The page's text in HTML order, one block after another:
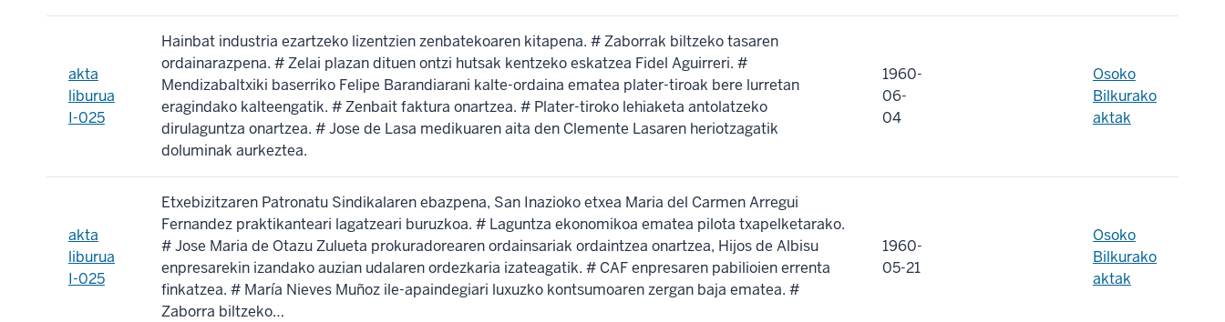
akta
liburua
I-025
Hainbat industria ezartzeko lizentzien zenbatekoaren kitapena. # Zaborrak biltzeko tasaren
ordainarazpena. # Zelai plazan dituen ontzi hutsak kentzeko eskatzea Fidel Aguirreri. #
Mendizabaltxiki baserriko Felipe Barandiarani kalte-ordaina ematea plater-tiroak bere lurretan
eragindako kalteengatik. # Zenbait faktura onartzea. # Plater-tiroko lehiaketa antolatzeko
dirulaguntza onartzea. # Jose de Lasa medikuaren aita den Clemente Lasaren heriotzagatik
doluminak aurkeztea.
1960-
06-
04
Osoko
Bilkurako
aktak
akta
liburua
I-025
Etxebizitzaren Patronatu Sindikalaren ebazpena, San Inazioko etxea Maria del Carmen Arregui
Fernandez praktikanteari lagatzeari buruzkoa. # Laguntza ekonomikoa ematea pilota txapelketarako.
# Jose Maria de Otazu Zulueta prokuradorearen ordainsariak ordaintzea onartzea, Hijos de Albisu
enpresarekin izandako auzian udalaren ordezkaria izateagatik. # CAF enpresaren pabilioien errenta
finkatzea. # María Nieves Muñoz ile-apaindegiari luxuzko kontsumoaren zergan baja ematea. #
Zaborra biltzeko…
1960-
05-21
Osoko
Bilkurako
aktak